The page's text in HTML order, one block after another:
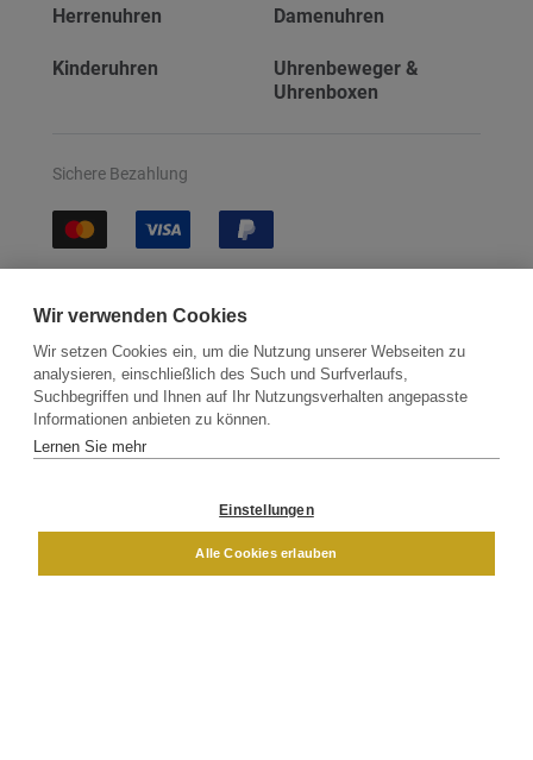
Herrenuhren Damenuhren
Kinderuhren
Uhrenbeweger &
Uhrenboxen
Sichere Bezahlung
Kontakt Newsletter Partner
Versand
DAMEN
Wir verwenden Cookies
Wir setzen Cookies ein, um die Nutzung unserer Webseiten zu
analysieren, einschließlich des Such und Surfverlaufs,
Suchbegriffen und Ihnen auf Ihr Nutzungsverhalten angepasste
Informationen anbieten zu können.
Lernen Sie mehr
Einstellungen
Alle Cookies erlauben